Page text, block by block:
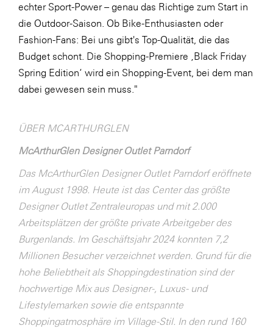
echter Sport-Power – genau das Richtige zum Start in
die Outdoor-Saison. Ob Bike-Enthusiasten oder
Fashion-Fans: Bei uns gibt's Top-Qualität, die das
Budget schont. Die Shopping-Premiere ‚Black Friday
Spring Edition‘ wird ein Shopping-Event, bei dem man
dabei gewesen sein muss."
ÜBER MCARTHURGLEN
McArthurGlen Designer Outlet Parndorf
Das McArthurGlen Designer Outlet Parndorf eröffnete
im August 1998. Heute ist das Center das größte
Designer Outlet Zentraleuropas und mit 2.000
Arbeitsplätzen der größte private Arbeitgeber des
Burgenlands. Im Geschäftsjahr 2024 konnten 7,2
Millionen Besucher verzeichnet werden. Grund für die
hohe Beliebtheit als Shoppingdestination sind der
hochwertige Mix aus Designer-, Luxus- und
Lifestylemarken sowie die entspannte
Shoppingatmosphäre im Village-Stil. In den rund 160